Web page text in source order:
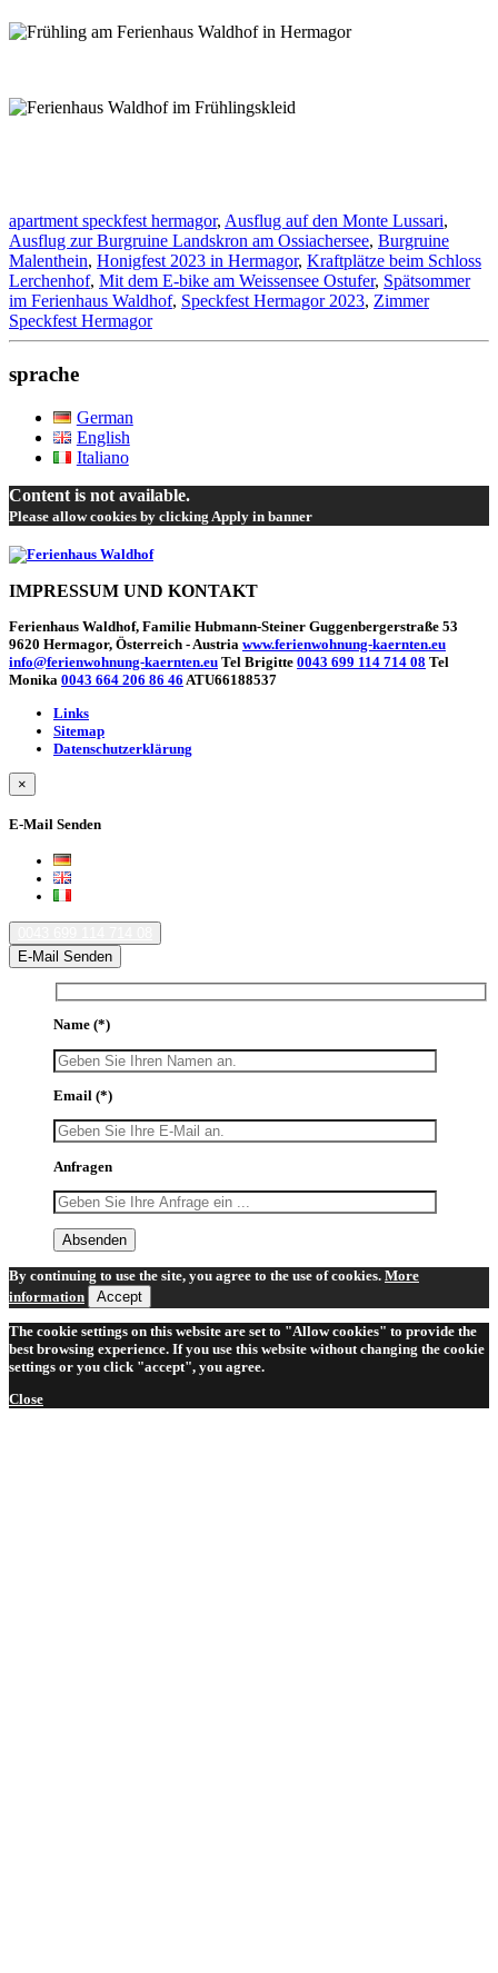
apartment speckfest hermagor, Ausflug auf den Monte Lussari,
Ausflug zur Burgruine Landskron am Ossiachersee, Burgruine
Malenthein, Honigfest 2023 in Hermagor, Kraftplätze beim Schloss
Lerchenhof, Mit dem E-bike am Weissensee Ostufer, Spätsommer
im Ferienhaus Waldhof, Speckfest Hermagor 2023, Zimmer
Speckfest Hermagor
sprache
German
English
Italiano
Content is not available.
Please allow cookies by clicking Apply in banner
IMPRESSUM UND KONTAKT
Ferienhaus Waldhof, Familie Hubmann-Steiner Guggenbergerstraße 53
9620 Hermagor, Österreich - Austria www.ferienwohnung-kaernten.eu
info@ferienwohnung-kaernten.eu Tel Brigitte 0043 699 114 714 08 Tel
Monika 0043 664 206 86 46 ATU66188537
Links
Sitemap
Datenschutzerklärung
×
E-Mail Senden
E-Mail Senden
Name (*)
Email (*)
Anfragen
By continuing to use the site, you agree to the use of cookies. More
information
Accept
The cookie settings on this website are set to "Allow cookies" to provide the
best browsing experience. If you use this website without changing the cookie
settings or you click "accept", you agree.
Close